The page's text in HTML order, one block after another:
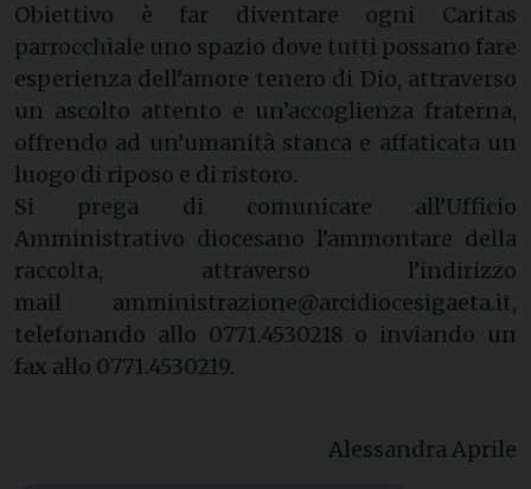
Obiettivo è far diventare ogni Caritas
parrocchiale uno spazio dove tutti possano fare
esperienza dell’amore tenero di Dio, attraverso
un ascolto attento e un’accoglienza fraterna,
offrendo ad un’umanità stanca e affaticata un
luogo di riposo e di ristoro.
Si prega di comunicare all’Ufficio
Amministrativo diocesano l’ammontare della
raccolta, attraverso l’indirizzo
mail amministrazione@arcidiocesigaeta.it,
telefonando allo 0771.4530218 o inviando un
fax allo 0771.4530219.
Alessandra Aprile